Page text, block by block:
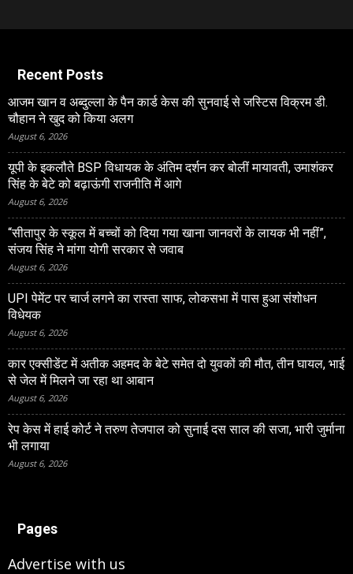
Recent Posts
आजम खान व अब्दुल्ला के पैन कार्ड केस की सुनवाई से जस्टिस विक्रम डी.
चौहान ने खुद को किया अलग
August 6, 2026
यूपी के इकलौते BSP विधायक के अंतिम दर्शन कर बोलीं मायावती, उमाशंकर
सिंह के बेटे को बढ़ाऊंगी राजनीति में आगे
August 6, 2026
“सीतापुर के स्‍कूल में बच्‍चों को दिया गया खाना जानवरों के लायक भी नहीं”,
संजय सिंह ने मांगा योगी सरकार से जवाब
August 6, 2026
UPI पेमेंट पर चार्ज लगने का रास्ता साफ, लोकसभा में पास हुआ संशोधन
विधेयक
August 6, 2026
कार एक्सीडेंट में अतीक अहमद के बेटे समेत दो युवकों की मौत, तीन घायल, भाई
से जेल में मिलने जा रहा था आबान
August 6, 2026
रेप केस में हाई कोर्ट ने तरुण तेजपाल को सुनाई दस साल की सजा, भारी जुर्माना
भी लगाया
August 6, 2026
Pages
Advertise with us